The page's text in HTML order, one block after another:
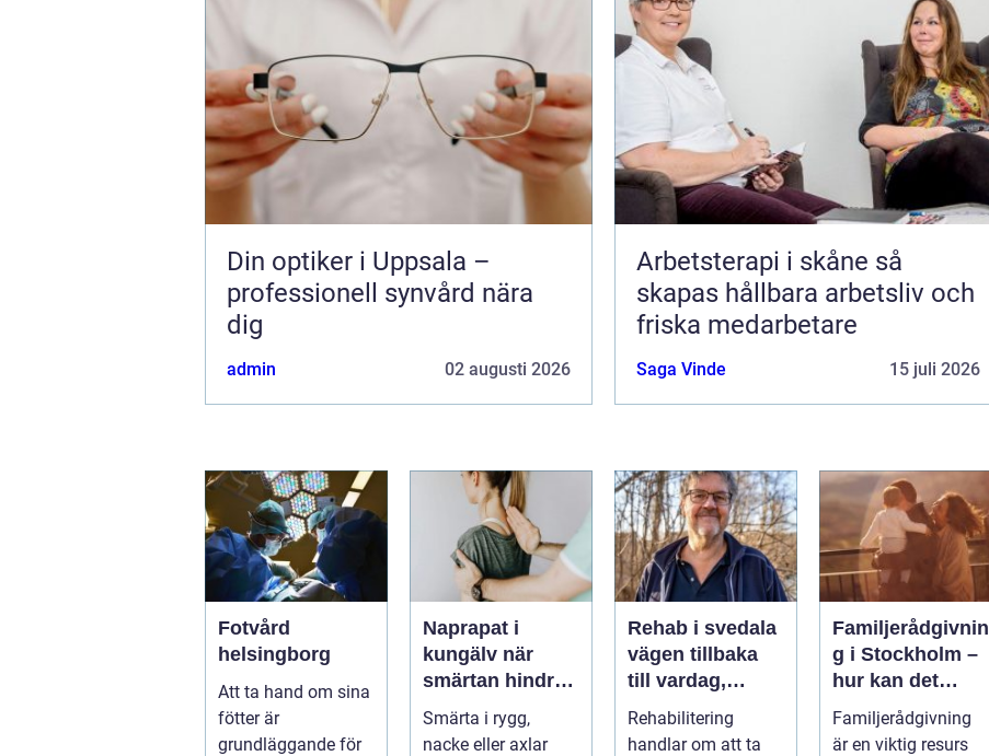
Din optiker i Uppsala –
professionell synvård nära
dig
admin 02 augusti 2026
Arbetsterapi i skåne så
skapas hållbara arbetsliv och
friska medarbetare
Saga Vinde 15 juli 2026
Fotvård
helsingborg
Att ta hand om sina
fötter är
grundläggande för
Naprapat i
kungälv när
smärtan hindrar
vardagen
Smärta i rygg,
nacke eller axlar
Rehab i svedala
vägen tillbaka
till vardag,
styrka och
balans
Rehabilitering
handlar om att ta
Familjerådgivnin
g i Stockholm –
hur kan det
hjälpa dig och
din familj
Familjerådgivning
är en viktig resurs